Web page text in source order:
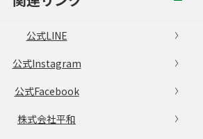
公式LINE
公式Instagram
公式Facebook
株式会社平和